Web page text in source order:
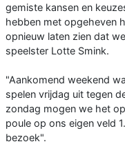
gemiste kansen en
hebben met opgeheven
opnieuw laten zien dat
speelster Lotte Smink.
"Aankomend weekend
spelen vrijdag uit tegen
zondag mogen we het
poule op ons eigen veld
bezoek".